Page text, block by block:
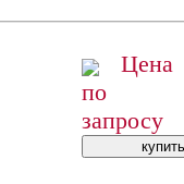
Цена
по
запросу